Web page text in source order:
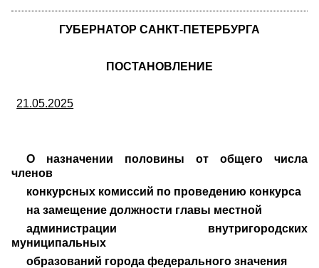
ГУБЕРНАТОР САНКТ-ПЕТЕРБУРГА
ПОСТАНОВЛЕНИЕ
21.05.2025
О назначении половины от общего числа
членов
конкурсных комиссий по проведению конкурса
на замещение должности главы местной
администрации внутригородских
муниципальных
образований города федерального значения